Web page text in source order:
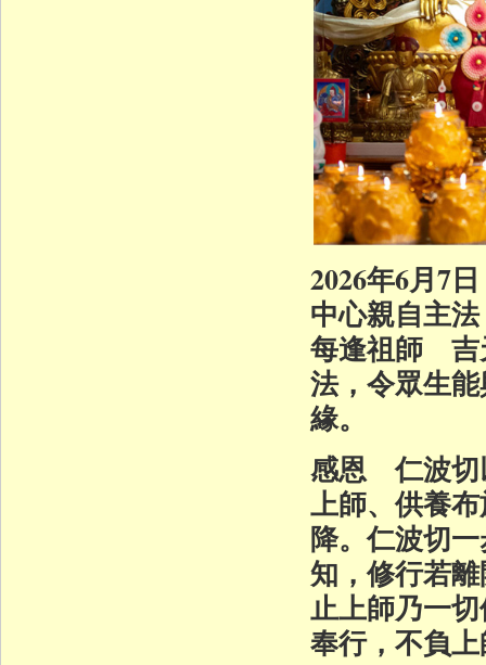
2026年6月7
中心親自主
每逢祖師 吉
法，令眾生
緣。
感恩 仁波切
上師、供養
降。仁波切
知，修行若
止上師乃一
奉行，不負